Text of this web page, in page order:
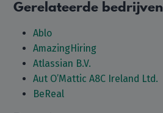
Gerelateerde bedrijven
Ablo
AmazingHiring
Atlassian B.V.
Aut O’Mattic A8C Ireland Ltd.
BeReal